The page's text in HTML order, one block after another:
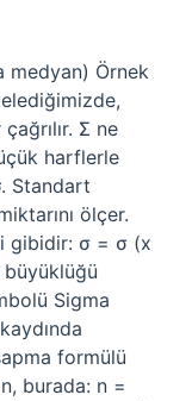
medyan) Örnek
Σ ne
harflerle
Standart
ölçer.
gibidir: σ = σ (x
Sigma
formülü
burada: n =